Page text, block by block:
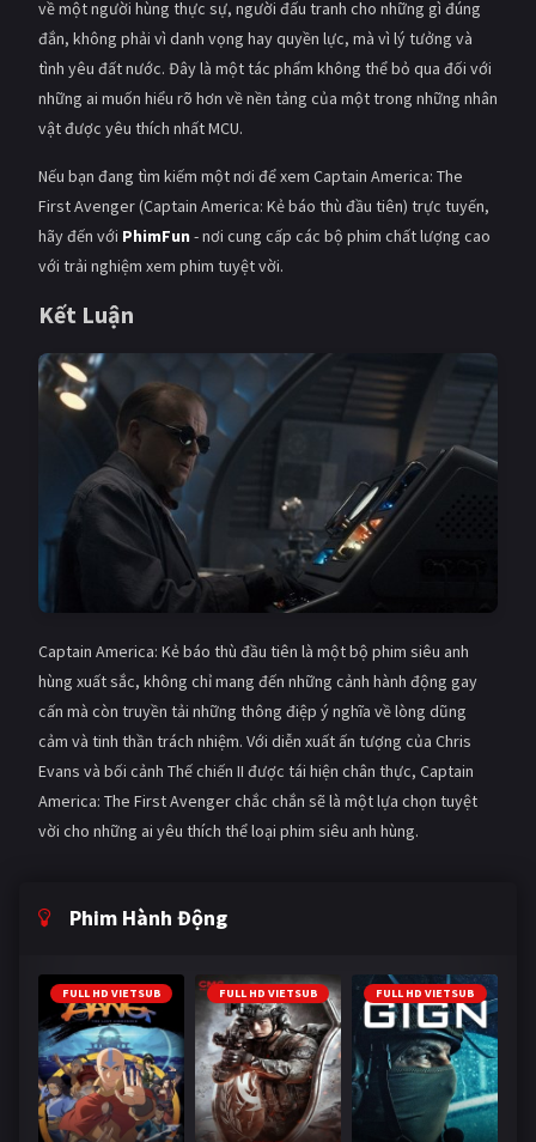
về một người hùng thực sự, người đấu tranh cho những gì đúng
đắn, không phải vì danh vọng hay quyền lực, mà vì lý tưởng và
tình yêu đất nước. Đây là một tác phẩm không thể bỏ qua đối với
những ai muốn hiểu rõ hơn về nền tảng của một trong những nhân
vật được yêu thích nhất MCU.
Nếu bạn đang tìm kiếm một nơi để xem Captain America: The
First Avenger (Captain America: Kẻ báo thù đầu tiên) trực tuyến,
hãy đến với PhimFun - nơi cung cấp các bộ phim chất lượng cao
với trải nghiệm xem phim tuyệt vời.
Kết Luận
Captain America: Kẻ báo thù đầu tiên là một bộ phim siêu anh
hùng xuất sắc, không chỉ mang đến những cảnh hành động gay
cấn mà còn truyền tải những thông điệp ý nghĩa về lòng dũng
cảm và tinh thần trách nhiệm. Với diễn xuất ấn tượng của Chris
Evans và bối cảnh Thế chiến II được tái hiện chân thực, Captain
America: The First Avenger chắc chắn sẽ là một lựa chọn tuyệt
vời cho những ai yêu thích thể loại phim siêu anh hùng.
Phim Hành Động
FULL HD VIETSUB FULL HD VIETSUB FULL HD VIETSUB